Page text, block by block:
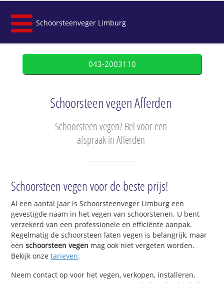
Schoorsteenveger Limburg
043-2003110
Schoorsteen vegen Afferden
Schoorsteen vegen? Bel voor een
afspraak in Afferden
Schoorsteen vegen voor de beste prijs!
Al een aantal jaar is Schoorsteenveger Limburg een
gevestigde naam in het vegen van schoorstenen. U bent
verzekerd van een professionele en efficiënte aanpak.
Regelmatig de schoorsteen laten vegen is belangrijk, maar
eenschoorsteen vegen mag ook niet vergeten worden.
Bekijk onzetarieven.
Neem contact op voor het vegen, verkopen, installeren,